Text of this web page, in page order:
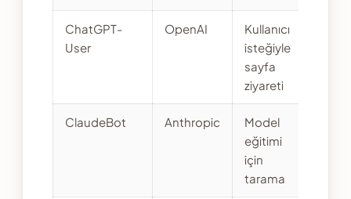
ChatGPT-
User
OpenAI
Kullanıcı
isteğiyle
sayfa
ziyareti
ClaudeBot Anthropic
Model
eğitimi
için
tarama